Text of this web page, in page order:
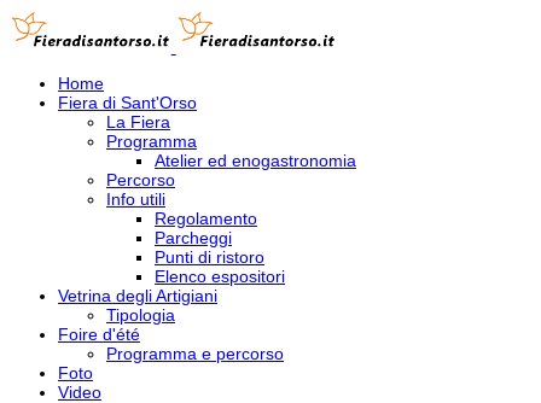
Home
Fiera di Sant'Orso
La Fiera
Programma
Atelier ed enogastronomia
Percorso
Info utili
Regolamento
Parcheggi
Punti di ristoro
Elenco espositori
Vetrina degli Artigiani
Tipologia
Foire d'été
Programma e percorso
Foto
Video